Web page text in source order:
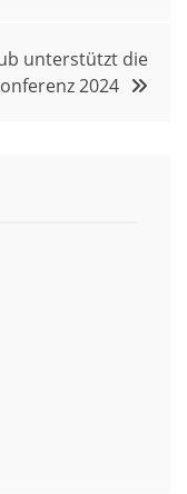
unterstützt die
2024